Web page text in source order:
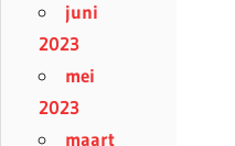
juni
2023
mei
2023
maart